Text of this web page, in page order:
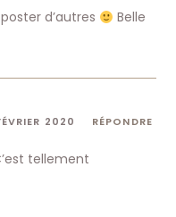
d’autres
Belle
2020 RÉPONDRE
tellement